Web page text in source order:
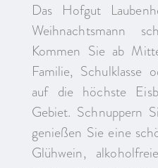
Das Hofgut
Weihnachtsmann
Kommen Sie ab
Familie, Schulklasse
auf die höchste
Gebiet. Schnuppern
genießen Sie eine
Glühwein,